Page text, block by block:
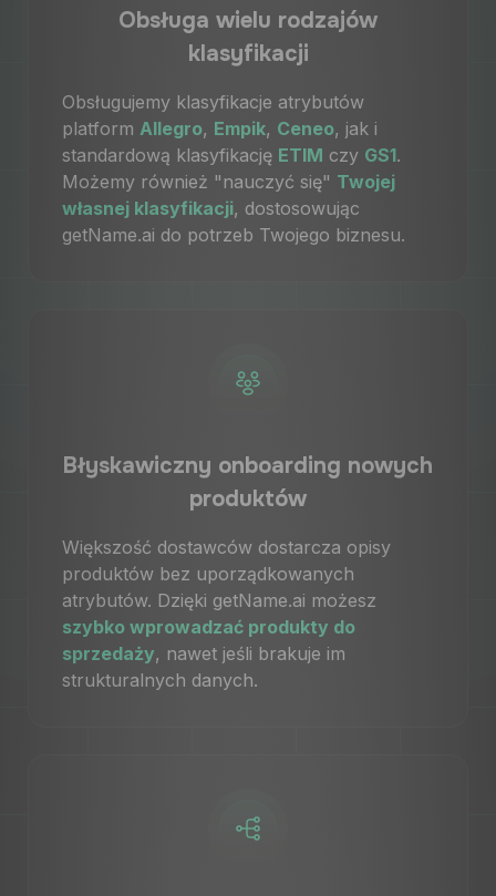
Obsługa wielu rodzajów
klasyfikacji
Obsługujemy klasyfikacje atrybutów
platform Allegro, Empik, Ceneo, jak i
standardową klasyfikację ETIM czy GS1.
Możemy również "nauczyć się" Twojej
własnej klasyfikacji, dostosowując
getName.ai do potrzeb Twojego biznesu.
Błyskawiczny onboarding nowych
produktów
Większość dostawców dostarcza opisy
produktów bez uporządkowanych
atrybutów. Dzięki getName.ai możesz
szybko wprowadzać produkty do
sprzedaży, nawet jeśli brakuje im
strukturalnych danych.